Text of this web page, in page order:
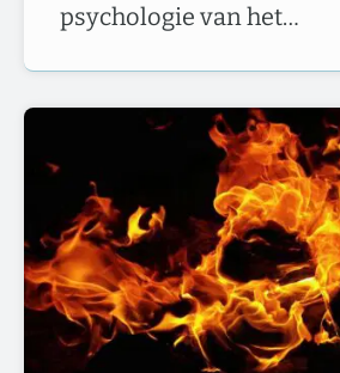
psychologie van het…